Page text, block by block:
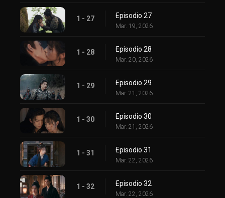
1 - 27 Episodio 27
Mar. 19, 2026
1 - 28 Episodio 28
Mar. 20, 2026
1 - 29 Episodio 29
Mar. 21, 2026
1 - 30 Episodio 30
Mar. 21, 2026
1 - 31 Episodio 31
Mar. 22, 2026
1 - 32 Episodio 32
Mar. 22, 2026